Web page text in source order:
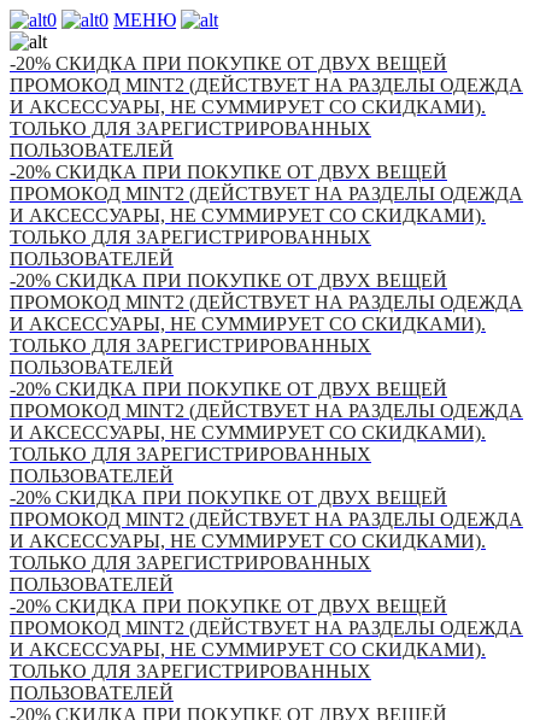
0 0 МЕНЮ
-20% СКИДКА ПРИ ПОКУПКЕ ОТ ДВУХ ВЕЩЕЙ
ПРОМОКОД MINT2 (ДЕЙСТВУЕТ НА РАЗДЕЛЫ ОДЕЖДА
И АКСЕССУАРЫ, НЕ СУММИРУЕТ СО СКИДКАМИ).
ТОЛЬКО ДЛЯ ЗАРЕГИСТРИРОВАННЫХ
ПОЛЬЗОВАТЕЛЕЙ
-20% СКИДКА ПРИ ПОКУПКЕ ОТ ДВУХ ВЕЩЕЙ
ПРОМОКОД MINT2 (ДЕЙСТВУЕТ НА РАЗДЕЛЫ ОДЕЖДА
И АКСЕССУАРЫ, НЕ СУММИРУЕТ СО СКИДКАМИ).
ТОЛЬКО ДЛЯ ЗАРЕГИСТРИРОВАННЫХ
ПОЛЬЗОВАТЕЛЕЙ
-20% СКИДКА ПРИ ПОКУПКЕ ОТ ДВУХ ВЕЩЕЙ
ПРОМОКОД MINT2 (ДЕЙСТВУЕТ НА РАЗДЕЛЫ ОДЕЖДА
И АКСЕССУАРЫ, НЕ СУММИРУЕТ СО СКИДКАМИ).
ТОЛЬКО ДЛЯ ЗАРЕГИСТРИРОВАННЫХ
ПОЛЬЗОВАТЕЛЕЙ
-20% СКИДКА ПРИ ПОКУПКЕ ОТ ДВУХ ВЕЩЕЙ
ПРОМОКОД MINT2 (ДЕЙСТВУЕТ НА РАЗДЕЛЫ ОДЕЖДА
И АКСЕССУАРЫ, НЕ СУММИРУЕТ СО СКИДКАМИ).
ТОЛЬКО ДЛЯ ЗАРЕГИСТРИРОВАННЫХ
ПОЛЬЗОВАТЕЛЕЙ
-20% СКИДКА ПРИ ПОКУПКЕ ОТ ДВУХ ВЕЩЕЙ
ПРОМОКОД MINT2 (ДЕЙСТВУЕТ НА РАЗДЕЛЫ ОДЕЖДА
И АКСЕССУАРЫ, НЕ СУММИРУЕТ СО СКИДКАМИ).
ТОЛЬКО ДЛЯ ЗАРЕГИСТРИРОВАННЫХ
ПОЛЬЗОВАТЕЛЕЙ
-20% СКИДКА ПРИ ПОКУПКЕ ОТ ДВУХ ВЕЩЕЙ
ПРОМОКОД MINT2 (ДЕЙСТВУЕТ НА РАЗДЕЛЫ ОДЕЖДА
И АКСЕССУАРЫ, НЕ СУММИРУЕТ СО СКИДКАМИ).
ТОЛЬКО ДЛЯ ЗАРЕГИСТРИРОВАННЫХ
ПОЛЬЗОВАТЕЛЕЙ
-20% СКИДКА ПРИ ПОКУПКЕ ОТ ДВУХ ВЕЩЕЙ